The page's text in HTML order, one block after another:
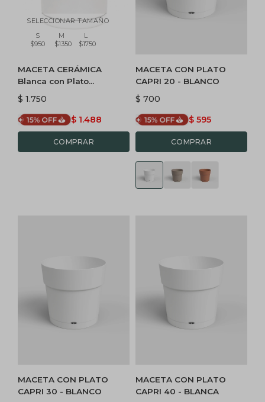
SELECCIONAR TAMAÑO
S
$950
M
$1350
L
$1750
MACETA CERÁMICA
Blanca con Plato
Minimalista
$ 1.750
$ 1.488
MACETA CON PLATO
CAPRI 20 - BLANCO
$ 700
$ 595
MACETA CON PLATO
CAPRI 30 - BLANCO
MACETA CON PLATO
CAPRI 40 - BLANCA